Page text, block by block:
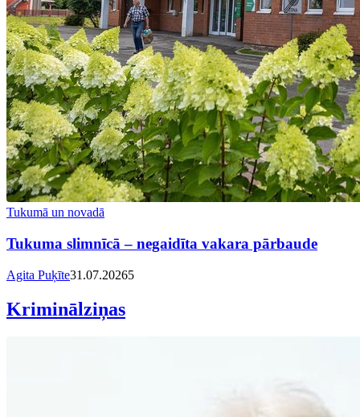
Tukumā un novadā
Tukuma slimnīcā – negaidīta vakara pārbaude
Agita Puķīte31.07.20265
Kriminālziņas